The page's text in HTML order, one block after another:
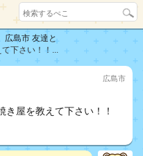
広島市 友達と
下さい！！...
広島市
き屋を教えて下さい！！